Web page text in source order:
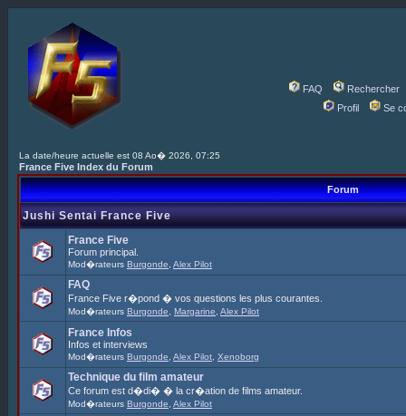
FAQ
Rechercher
Profil
Se
La date/heure actuelle est 08 Ao� 2026, 07:25
France Five Index du Forum
Forum
Jushi Sentai France Five
France Five
Forum principal.
Mod�rateurs Burgonde Alex Pilot
FAQ
France Five r�pond � vos questions les plus courantes.
Mod�rateurs Burgonde Margarine Alex Pilot
France Infos
Infos et interviews
Mod�rateurs Burgonde Alex Pilot Xenoborg
Technique du film amateur
Ce forum est d�di� � la cr�ation de films amateur.
Mod�rateurs Burgonde Alex Pilot